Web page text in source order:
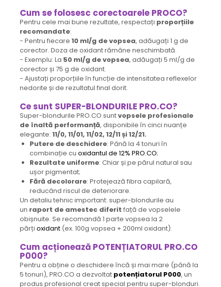
Cum se folosesc corectoarele PROCO?
Pentru cele mai bune rezultate, respectați proporțiile
recomandate:
- Pentru fiecare 10 ml/g de vopsea, adăugați 1 g de
corector. Doza de oxidant rămâne neschimbată.
- Exemplu: La 50 ml/g de vopsea, adăugați 5 ml/g de
corector și 75 g de oxidant.
- Ajustați proporțiile în funcție de intensitatea reflexelor
nedorite și de rezultatul final dorit.
Ce sunt SUPER-BLONDURILE PRO.CO?
Super-blondurile PRO.CO suntvopsele profesionale
de înaltă performanță, disponibile în cinci nuanțe
elegante: 11/0, 11/01, 11/02, 12/11 și 12/21.
Putere de deschidere: Până la 4 tonuri în
combinație cu oxidantul de 12% PRO.CO;
Rezultate uniforme: Chiar și pe părul natural sau
ușor pigmentat;
Fără decolorare: Protejează fibra capilară,
reducând riscul de deteriorare.
Un detaliu tehnic important: super-blondurile au
un raport de amestec diferit față de vopselele
obișnuite. Se recomandă 1 parte vopsea la 2
părți oxidant (ex. 100g vopsea + 200ml oxidant).
Cum acționează POTENȚIATORUL PRO.CO
P000?
Pentru a obține o deschidere încă și mai mare (până la
5 tonuri), PRO.CO a dezvoltat potențiatorul P000, un
produs profesional creat special pentru super-blonduri.